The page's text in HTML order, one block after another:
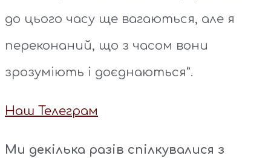
до цього часу ще вагаються, але я
переконаний, що з часом вони
зрозуміють і доєднаються”.
Наш Телеграм
Ми декілька разів спілкувалися з